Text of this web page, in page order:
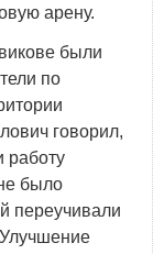
арену.
были
по
говорил,
работу
было
переучивали